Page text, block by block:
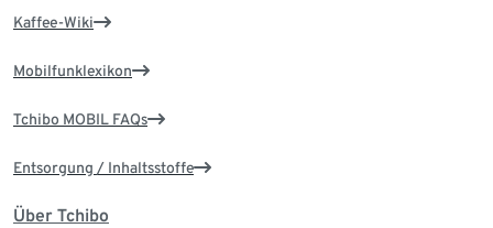
Kaffee-Wiki
Mobilfunklexikon
Tchibo MOBIL FAQs
Entsorgung / Inhaltsstoffe
Über Tchibo